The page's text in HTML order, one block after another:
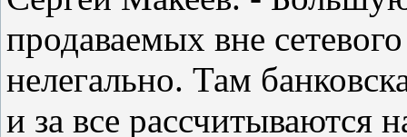
продаваемых вне
нелегально. Там
и за все